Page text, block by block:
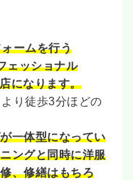
ームを行う
ェッショナル
になります。
り徒歩3分ほどの
一体型になってい
ングと同時に洋服
、修繕はもちろ